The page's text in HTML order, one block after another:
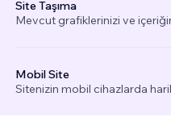
Site Taşıma
Mevcut grafiklerinizi ve
Mobil Site
Sitenizin mobil cihazlarda